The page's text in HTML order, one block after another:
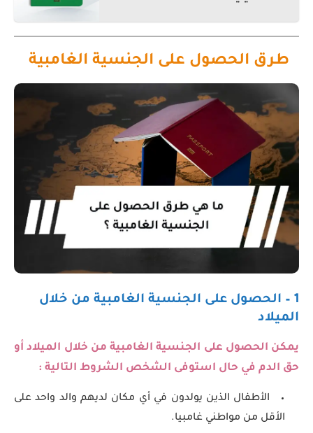
طرق الحصول على الجنسية الغامبية
1 – الحصول على الجنسية الغامبية من خلال
الميلاد
يمكن الحصول على الجنسية الغامبية من خلال الميلاد أو
حق الدم في حال استوفى الشخص الشروط التالية :
الأطفال الذين يولدون في أي مكان لديهم والد واحد على
الأقل من مواطني غامبيا.